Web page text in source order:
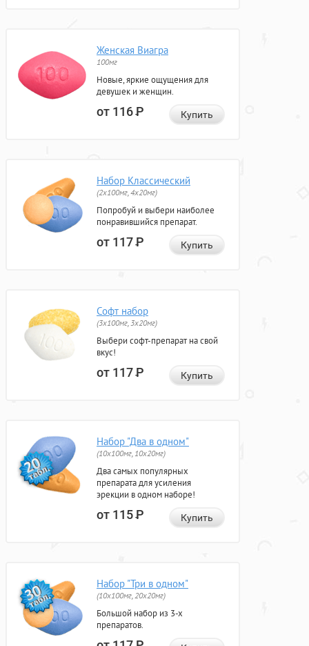
Женская Виагра
100мг
Новые, яркие ощущения для
девушек и женщин.
от 116Р Купить
Набор Классический
(2x100мг, 4x20мг)
Попробуй и выбери наиболее
понравившийся препарат.
от 117Р Купить
Софт набор
(3x100мг, 3x20мг)
Выбери софт-препарат на свой
вкус!
от 117Р Купить
Набор "Два в одном"
(10x100мг, 10x20мг)
Два самых популярных
препарата для усиления
эрекции в одном наборе!
от 115Р Купить
Набор "Три в одном"
(10x100мг, 20x20мг)
Большой набор из 3-х
препаратов.